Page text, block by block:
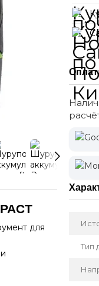
для
Тип